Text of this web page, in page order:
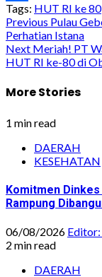
Share
Tags: HUT RI ke 80
Post
navigation
Previous Pulau
Perhatian Istana
Next Meriah! PT
HUT RI ke-80 di
More Stories
1 min read
DAERAH
KESEHATAN
Komitmen
Rampung
06/08/2026
2 min read
DAERAH